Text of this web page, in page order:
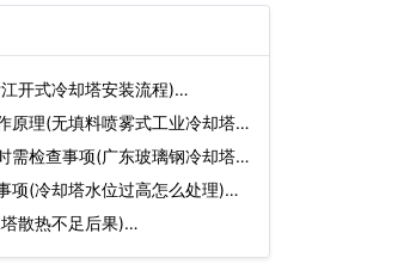
开式冷却塔安装流程)…
原理(无填料喷雾式工业冷却塔
需检查事项(广东玻璃钢冷却塔
项(冷却塔水位过高怎么处理)…
散热不足后果)…